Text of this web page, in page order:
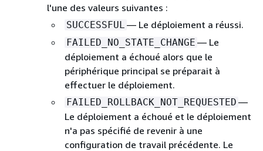
l'une des valeurs suivantes :
SUCCESSFUL — Le déploiement a réussi.
FAILED_NO_STATE_CHANGE — Le
déploiement a échoué alors que le
périphérique principal se préparait à
effectuer le déploiement.
FAILED_ROLLBACK_NOT_REQUESTED —
Le déploiement a échoué et le déploiement
n'a pas spécifié de revenir à une
configuration de travail précédente. Le